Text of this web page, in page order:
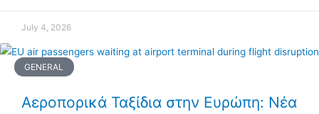
July 4, 2026
GENERAL
Αεροπορικά Ταξίδια στην Ευρώπη: Νέα